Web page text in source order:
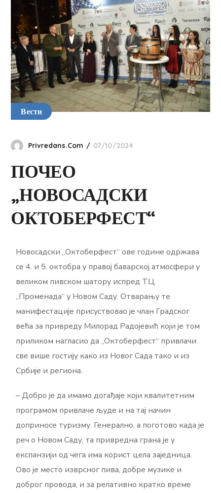
Вести
Privredans.com 07/10/2024
ПОЧЕО
„НОВОСАДСКИ
ОКТОБЕРФЕСТ“
Новосадски „Октоберфест“ ове године одржава
се 4. и 5. октобра у правој баварској атмосфери у
великом пивском шатору испред ТЦ
„Променада“ у Новом Саду. Отварању те
манифестације присуствовао је члан Градског
већа за привреду Милорад Радојевић који је том
приликом нагласио да „Октоберфест“ привлачи
све више гостију како из Новог Сада тако и из
Србије и региона.
– Добро је да имамо догађаје који квалитетним
програмом привлаче људе и на тај начин
доприносе туризму. Генерално, а поготово када је
реч о Новом Саду, та привредна грана је у
експанзији од чега има корист цела заједница.
Ово је место изврсног пива, добре музике и
доброг провода, и за релативно кратко време